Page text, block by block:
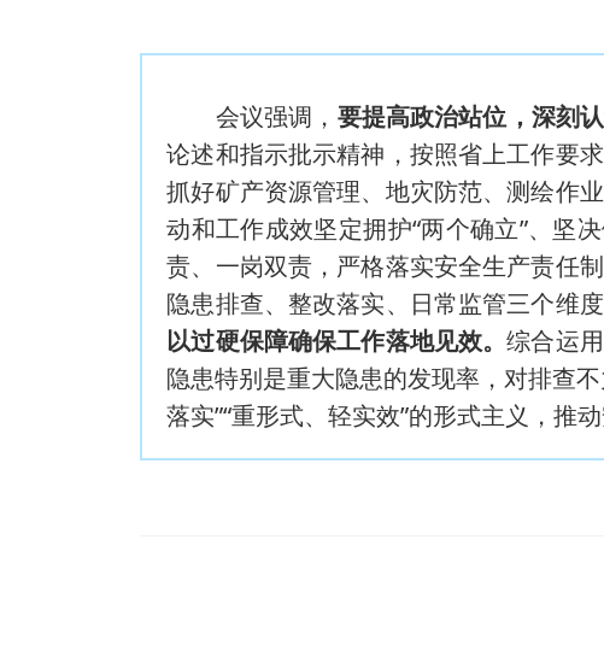
会议强调， 要提高政治站位，深刻
论述和指示批示精神，按照省上工作要
抓好矿产资源管理、地灾防范、测绘作
动和工作成效坚定拥护“两个确立”、坚
责、一岗双责，严格落实安全生产责任
隐患排查、整改落实、日常监管三个维
以过硬保障确保工作落地见效。综合运
隐患特别是重大隐患的发现率，对排查
落实”“重形式、轻实效”的形式主义，推